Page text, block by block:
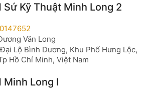
Sứ Kỹ Thuật Minh Long 2
Văn Long
Lộ Bình Dương, Khu Phố Hưng Lộc,
Hồ Chí Minh, Việt Nam
Minh Long I